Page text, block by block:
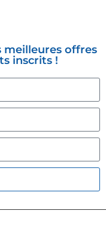
meilleures offres
inscrits !